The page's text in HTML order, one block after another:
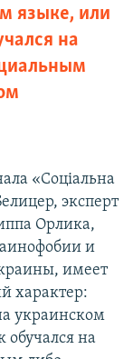
языке, или
на
«Соціальна
эксперт
Орлика,
и
имеет
характер:
украинском
обучался на